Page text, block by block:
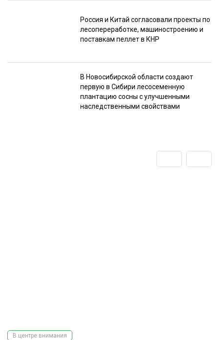
Россия и Китай согласовали проекты по
лесопереработке, машиностроению и
поставкам пеллет в КНР
В Новосибирской области создают
первую в Сибири лесосеменную
плантацию сосны с улучшенными
наследственными свойствами
В центре внимания